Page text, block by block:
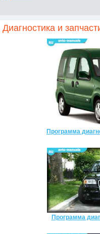
Диагностика и
Программа
Программа